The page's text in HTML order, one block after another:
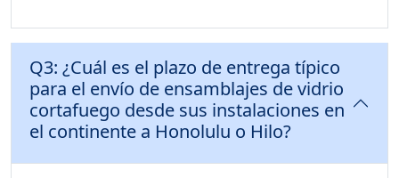
Q3: ¿Cuál es el plazo de entrega típico
para el envío de ensamblajes de vidrio
cortafuego desde sus instalaciones en
el continente a Honolulu o Hilo?